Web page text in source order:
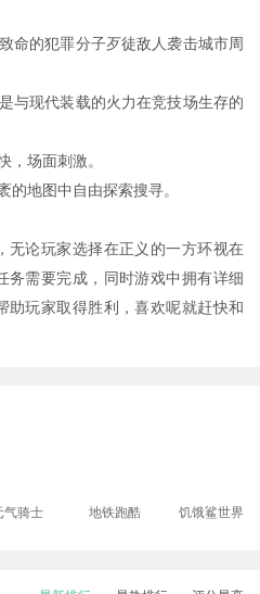
命的犯罪分子歹徒敌人袭击城市周
与现代装载的火力在竞技场生存的
场面刺激。
地图中自由探索搜寻。
无论玩家选择在正义的一方环视在
务需要完成，同时游戏中拥有详细
助玩家取得胜利，喜欢呢就赶快和
气骑士 地铁跑酷 饥饿鲨世界